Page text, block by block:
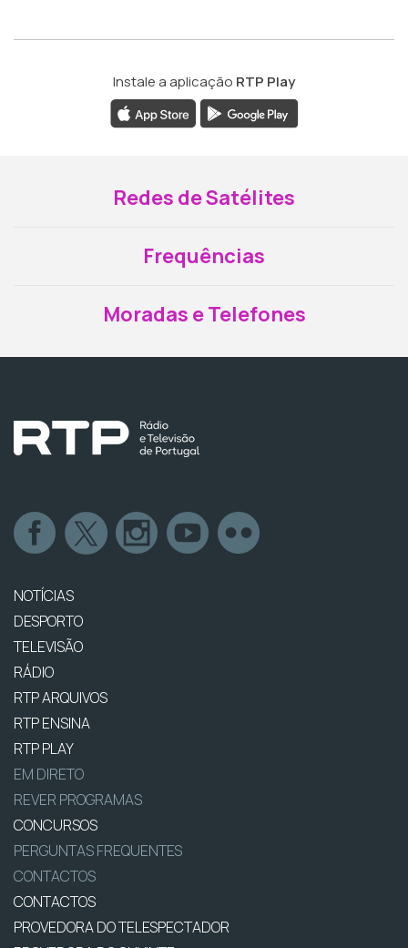
Instale a aplicação RTP Play
Redes de Satélites
Frequências
Moradas e Telefones
NOTÍCIAS
DESPORTO
TELEVISÃO
RÁDIO
RTP ARQUIVOS
RTP ENSINA
RTP PLAY
EM DIRETO
REVER PROGRAMAS
CONCURSOS
PERGUNTAS FREQUENTES
CONTACTOS
CONTACTOS
PROVEDORA DO TELESPECTADOR